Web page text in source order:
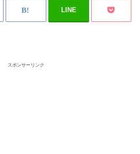
LINE
スポンサーリンク